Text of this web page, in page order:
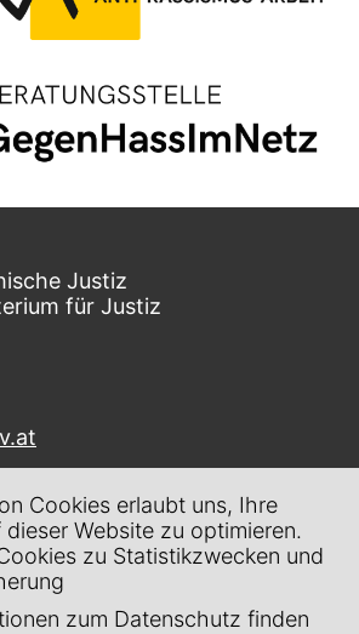
Justiz
für Justiz
7Cookies erlaubt uns, Ihre
Website zu optimieren.
zu Statistikzwecken und
zum Datenschutz finden